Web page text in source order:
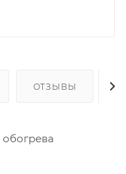
ОТЗЫВЫ